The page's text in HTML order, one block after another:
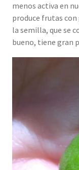
menos activa en
produce frutas
la semilla, que se
bueno, tiene gran